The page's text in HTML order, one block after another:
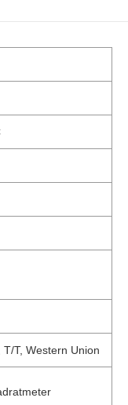
T/T, Western Union